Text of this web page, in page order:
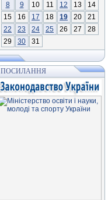
8
9 10 11 12 13
14
15
16 17 18 19 20
21
22
23 24 25 26 27
28
29
30 31
ПОСИЛАННЯ